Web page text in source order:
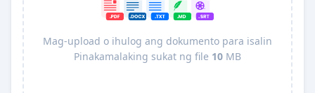
Mag-upload o ihulog ang dokumento para isalin
Pinakamalaking sukat ng file 10 MB